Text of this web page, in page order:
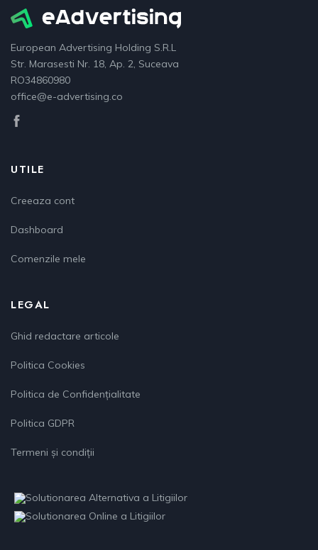
European Advertising Holding S.R.L
Str. Marasesti Nr. 18, Ap. 2, Suceava
RO34860980
office@e-advertising.co
UTILE
Creeaza cont
Dashboard
Comenzile mele
LEGAL
Ghid redactare articole
Politica Cookies
Politica de Confidențialitate
Politica GDPR
Termeni și condiții